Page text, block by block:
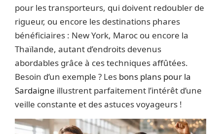
pour les transporteurs, qui doivent redoubler de
rigueur, ou encore les destinations phares
bénéficiaires : New York, Maroc ou encore la
Thaïlande, autant d’endroits devenus
abordables grâce à ces techniques affûtées.
Besoin d’un exemple ? Les bons plans pour la
Sardaigne illustrent parfaitement l’intérêt d’une
veille constante et des astuces voyageurs !